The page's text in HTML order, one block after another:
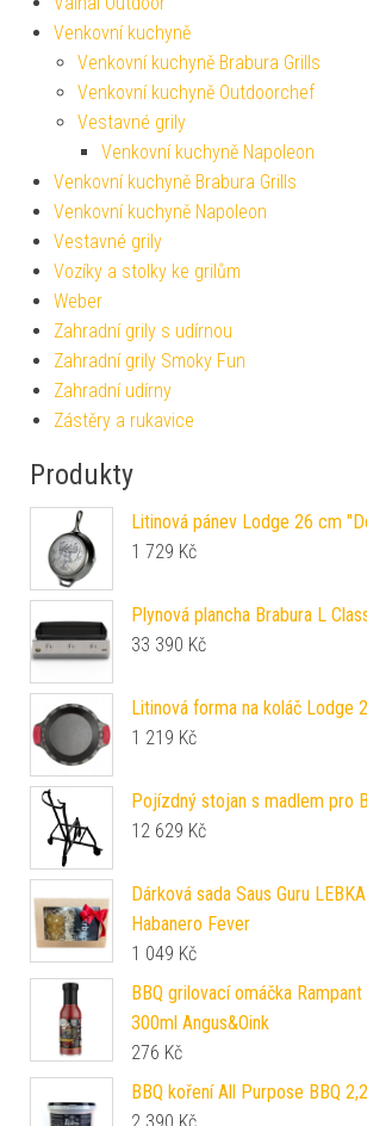
Venkovní kuchyně
Venkovní kuchyně Brabura Grills
Venkovní kuchyně Outdoorchef
Vestavné grily
Venkovní kuchyně Napoleon
Venkovní kuchyně Brabura Grills
Venkovní kuchyně Napoleon
Vestavné grily
Vozíky a stolky ke grilům
Weber
Zahradní grily s udírnou
Zahradní grily Smoky Fun
Zahradní udírny
Zástěry a rukavice
Produkty
Litinová pánev Lodge 26 cm
1 729 Kč
Plynová plancha Brabura L
33 390 Kč
Litinová forma na koláč Lodge
1 219 Kč
Pojízdný stojan s madlem pro
12 629 Kč
Dárková sada Saus Guru
Habanero Fever
1 049 Kč
BBQ grilovací omáčka
300ml Angus&Oink
276 Kč
BBQ koření All Purpose BBQ